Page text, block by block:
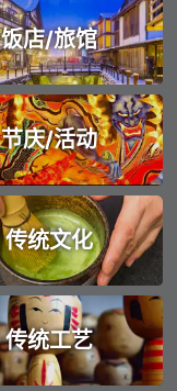
饭店/旅馆
节庆/活动
传统文化
传统工艺